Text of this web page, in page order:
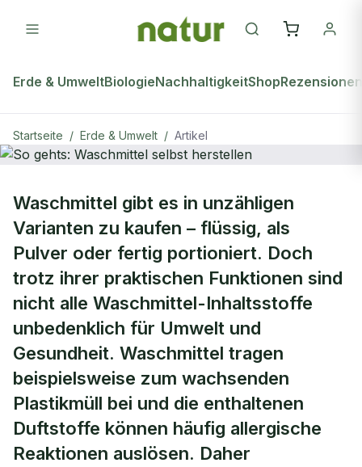
Erde & UmweltBiologieNachhaltigkeitShopRezensionen
Startseite / Erde & Umwelt / Artikel
So gehts: Waschmittel selbst
herstellen
Waschmittel gibt es in unzähligen
Varianten zu kaufen – flüssig, als
Pulver oder fertig portioniert. Doch
trotz ihrer praktischen Funktionen sind
nicht alle Waschmittel-Inhaltsstoffe
unbedenklich für Umwelt und
Gesundheit. Waschmittel tragen
beispielsweise zum wachsenden
Plastikmüll bei und die enthaltenen
Duftstoffe können häufig allergische
Reaktionen auslösen. Daher